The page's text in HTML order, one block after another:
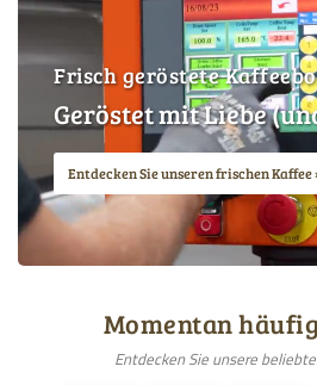
Frisch geröstete
Geröstet mit Liebe
Entdecken Sie unseren frischen Kaffee
Momentan
Entdecken Sie unsere